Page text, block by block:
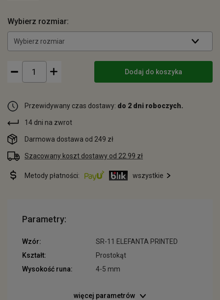
Wybierz rozmiar:
Wybierz rozmiar
Dodaj do koszyka
Przewidywany czas dostawy: do 2 dni roboczych.
14 dni na zwrot
Darmowa dostawa od 249 zł
Szacowany koszt dostawy od 22.99 zł
Metody płatności: wszystkie
Parametry:
Wzór:
SR-11 ELEFANTA PRINTED
Kształt:
Prostokąt
Wysokość runa:
4-5 mm
więcej parametrów